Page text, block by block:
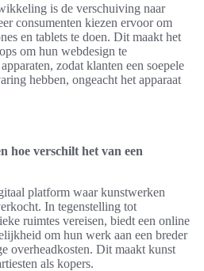
is de verschuiving naar
consumenten kiezen ervoor om
en tablets te doen. Dit maakt het
om hun webdesign te
zodat klanten een soepele
hebben, ongeacht het apparaat
hoe verschilt het van een
platform waar kunstwerken
In tegenstelling tot
ruimtes vereisen, biedt een online
om hun werk aan een breder
overheadkosten. Dit maakt kunst
als kopers.